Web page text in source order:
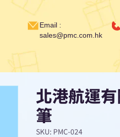
Email :
sales@pmc.com.hk
北港航運
筆
SKU: PMC-024